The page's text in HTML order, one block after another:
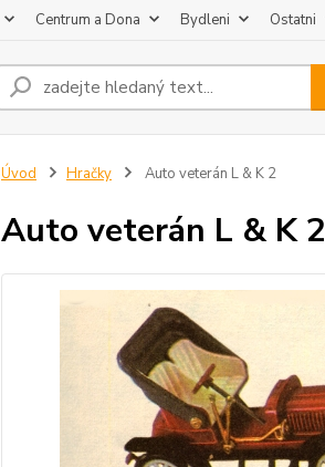
Centrum a Dona Bydleni Ostatni
Úvod Hračky Auto veterán L & K 2
Auto veterán L & K 2